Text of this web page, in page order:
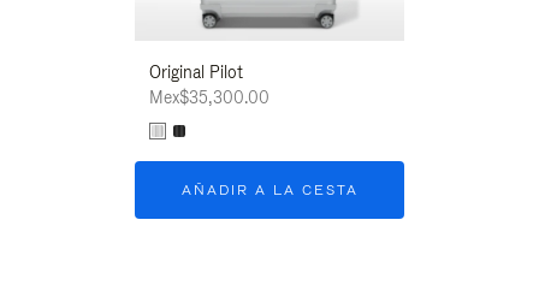
Original Pilot
Mex$35,300.00
AÑADIR A LA CESTA